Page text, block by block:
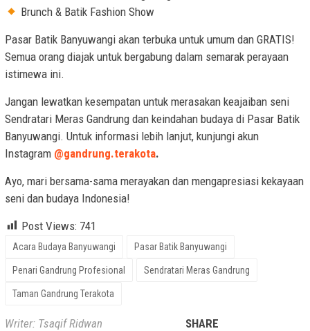
Brunch & Batik Fashion Show
Pasar Batik Banyuwangi akan terbuka untuk umum dan GRATIS!
Semua orang diajak untuk bergabung dalam semarak perayaan
istimewa ini.
Jangan lewatkan kesempatan untuk merasakan keajaiban seni
Sendratari Meras Gandrung dan keindahan budaya di Pasar Batik
Banyuwangi. Untuk informasi lebih lanjut, kunjungi akun
Instagram @gandrung.terakota.
Ayo, mari bersama-sama merayakan dan mengapresiasi kekayaan
seni dan budaya Indonesia!
Post Views: 741
Acara Budaya Banyuwangi Pasar Batik Banyuwangi
Penari Gandrung Profesional Sendratari Meras Gandrung
Taman Gandrung Terakota
Writer: Tsaqif Ridwan SHARE